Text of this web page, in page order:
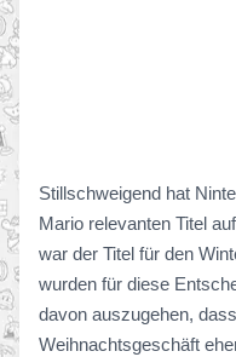
Stillschweigend hat
Mario relevanten Titel
war der Titel für den
wurden für diese
davon auszugehen,
Weihnachtsgeschäft